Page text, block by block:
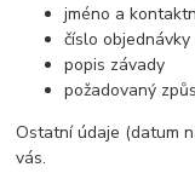
jméno a
číslo
popis závady
požadovaný
Ostatní údaje (datum
vás.